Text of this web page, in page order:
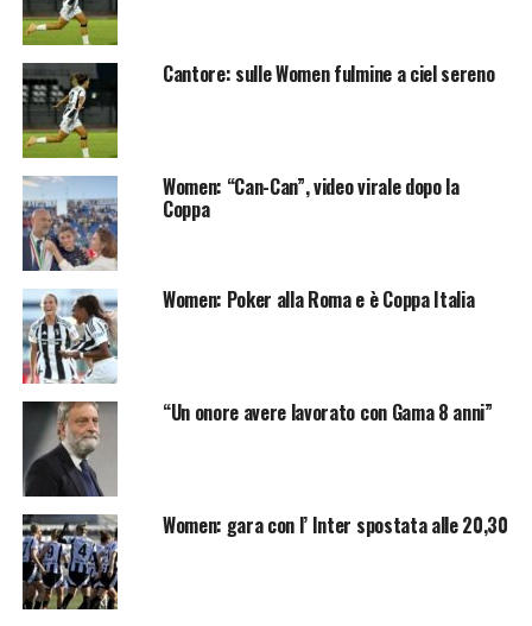
Cantore: sulle Women fulmine a ciel sereno
Women: “Can-Can”, video virale dopo la
Coppa
Women: Poker alla Roma e è Coppa Italia
“Un onore avere lavorato con Gama 8 anni”
Women: gara con l’ Inter spostata alle 20,30